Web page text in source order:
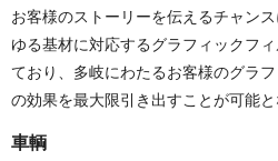
お客様のストーリーを伝えるチャン
ゆる基材に対応するグラフィックフ
ており、多岐にわたるお客様のグラ
の効果を最大限引き出すことが可能と
車輌